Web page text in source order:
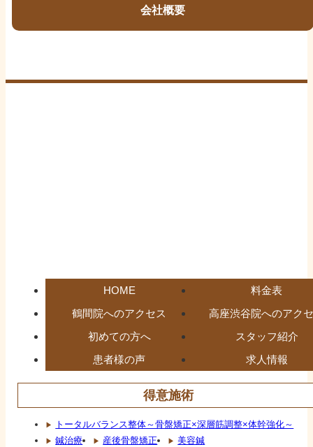
会社概要
HOME
料金表
鶴間院へのアクセス
高座渋谷院へのアク
初めての方へ
スタッフ紹介
患者様の声
求人情報
得意施術
トータルバランス整体～骨盤矯正×深層筋調整×体幹強化～
鍼治療
産後骨盤矯正 美容鍼